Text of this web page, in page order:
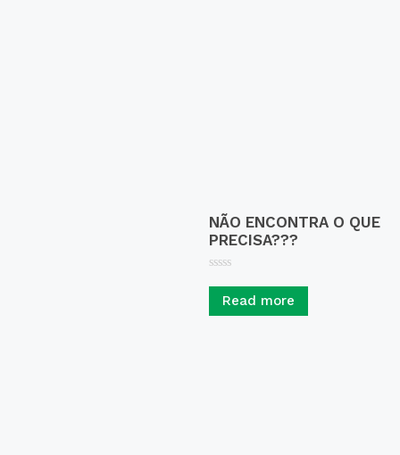
NÃO ENCONTRA O QUE
PRECISA???
e
Read more